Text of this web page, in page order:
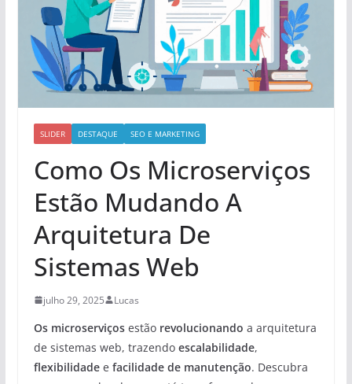
SLIDER DESTAQUE SEO E MARKETING
Como Os Microserviços
Estão Mudando A
Arquitetura De
Sistemas Web
julho 29, 2025 Lucas
Os microserviçosestão revolucionando a arquitetura
de sistemas web, trazendo escalabilidade,
flexibilidadee facilidade de manutenção. Descubra